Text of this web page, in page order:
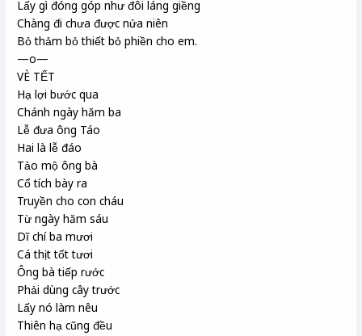
Lấy gì đóng góp như đôi láng giềng
Chàng đi chưa được nửa niên
Bỏ thảm bỏ thiết bỏ phiền cho em.
—o—
VÈ TẾT
Hạ lợi bước qua
Chánh ngày hăm ba
Lễ đưa ông Táo
Hai là lễ đáo
Tảo mộ ông bà
Cổ tích bày ra
Truyền cho con cháu
Từ ngày hăm sáu
Dĩ chí ba mươi
Cá thịt tốt tươi
Ông bà tiếp rước
Phải dùng cây trước
Lấy nó làm nêu
Thiên hạ cũng đều